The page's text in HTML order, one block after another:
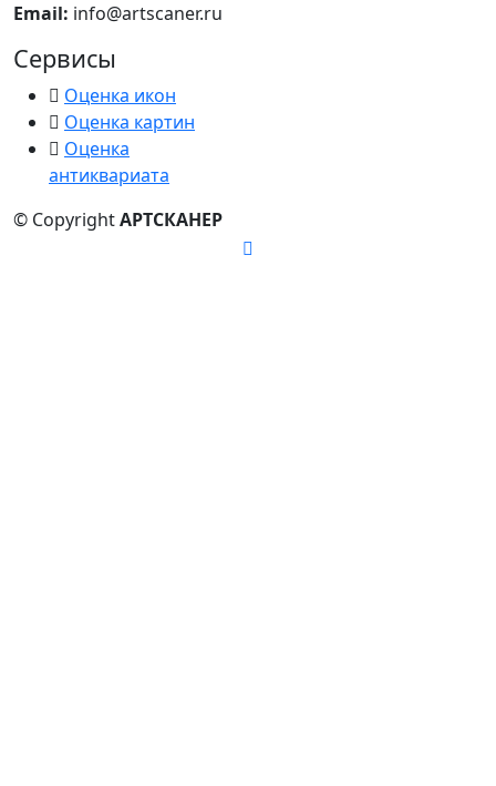
Email: info@artscaner.ru
Сервисы
Оценка икон
Оценка картин
Оценка
антиквариата
© CopyrightАРТСКАНЕР